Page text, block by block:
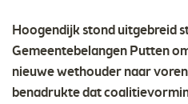
Hoogendijk stond uitgebreid
Gemeentebelangen Putten
nieuwe wethouder naar
benadrukte dat